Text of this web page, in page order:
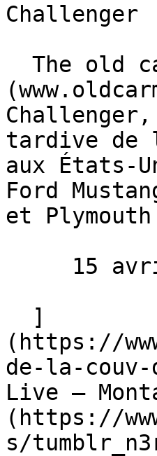
Challenger
tardive de
aux États-
Ford
et
(https://
de-la-
Live –
(https://
s/